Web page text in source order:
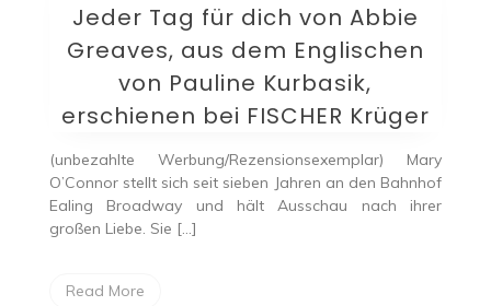
Jeder Tag für dich von Abbie
Greaves, aus dem Englischen
von Pauline Kurbasik,
erschienen bei FISCHER Krüger
(unbezahlte Werbung/Rezensionsexemplar) Mary
O’Connor stellt sich seit sieben Jahren an den Bahnhof
Ealing Broadway und hält Ausschau nach ihrer
großen Liebe. Sie […]
Read More